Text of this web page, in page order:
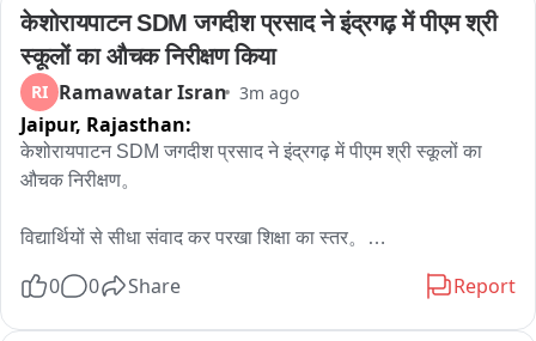
ने स्वतंत्रता संग्राम के दौरान करोड़ों भारतीयों में राष्ट्र्भक्ति, त्याग और
बलिदान की भावना का संचार किया तथा आज भी यह नई पीढ़ी को देश के
गौरवशाली इतिहास से जुड़ने की प्रेरणा देता है।
হয়েছিল এই ওসির বিরুদ্ধে রিপিটিশন করে এই ওসিকে কলকাতা হাইকোর্টে নিয়ে গিয়ে
এর উর্দি যদি না খুলিয়েছি তাহলে আমরা ধরে নেব আমাদের যোগ্যতা নেই।"
এদিন বিকেলে বহু সিপিআইএম কর্মী সমর্থক মিছিলে অংশগ্রহণ করেছিল।
केशोरायपाटन SDM जगदीश प्रसाद ने इंद्रगढ़ में पीएम श्री
स्कूलों का औचक निरीक्षण किया
RI Ramawatar Isran 3m ago
Jaipur, Rajasthan:
केशोरायपाटन SDM जगदीश प्रसाद ने इंद्रगढ़ में पीएम श्री स्कूलों का
औचक निरीक्षण。
विद्यार्थियों से सीधा संवाद कर परखा शिक्षा का स्तर。
बालिका स्कूल में अधिकारी ने खुद पढ़ाया विज्ञान का पाठ。
0 0 Share Report